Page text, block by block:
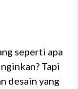
seperti apa
Tapi
desain yang